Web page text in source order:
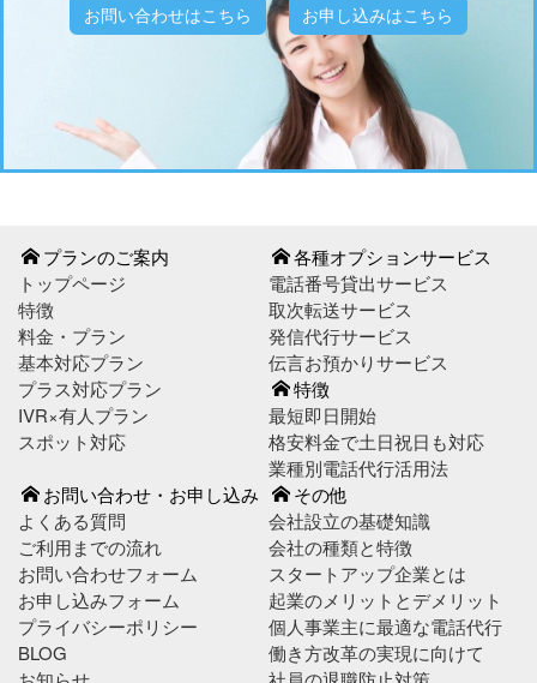
お問い合わせはこちら お申し込みはこちら
プランのご案内
トップページ
特徴
料金・プラン
基本対応プラン
プラス対応プラン
IVR×有人プラン
スポット対応
各種オプションサービス
電話番号貸出サービス
取次転送サービス
発信代行サービス
伝言お預かりサービス
特徴
最短即日開始
格安料金で土日祝日も対応
業種別電話代行活用法
お問い合わせ・お申し込み
よくある質問
ご利用までの流れ
お問い合わせフォーム
お申し込みフォーム
プライバシーポリシー
BLOG
その他
会社設立の基礎知識
会社の種類と特徴
スタートアップ企業とは
起業のメリットとデメリット
個人事業主に最適な電話代行
働き方改革の実現に向けて